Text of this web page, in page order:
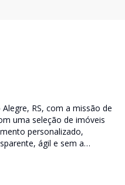
RS, com a missão de
uma seleção de imóveis
personalizado,
ágil e sem a